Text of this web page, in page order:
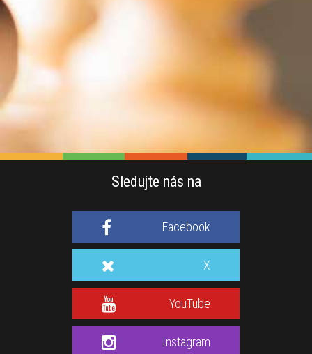
Sledujte nás na
Facebook
X
YouTube
Instagram